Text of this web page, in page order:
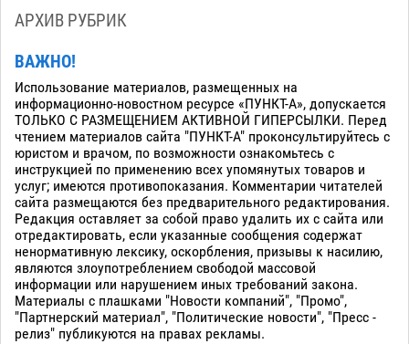
АРХИВ РУБРИК
ВАЖНО!
Использование материалов, размещенных на
информационно-новостном ресурсе «ПУНКТ-А», допускается
ТОЛЬКО С РАЗМЕЩЕНИЕМ АКТИВНОЙ ГИПЕРСЫЛКИ. Перед
чтением материалов сайта "ПУНКТ-А" проконсультируйтесь с
юристом и врачом, по возможности ознакомьтесь с
инструкцией по применению всех упомянутых товаров и
услуг; имеются противопоказания. Комментарии читателей
сайта размещаются без предварительного редактирования.
Редакция оставляет за собой право удалить их с сайта или
отредактировать, если указанные сообщения содержат
ненормативную лексику, оскорбления, призывы к насилию,
являются злоупотреблением свободой массовой
информации или нарушением иных требований закона.
Материалы с плашками "Новости компаний", "Промо",
"Партнерский материал", "Политические новости", "Пресс -
релиз" публикуются на правах рекламы.